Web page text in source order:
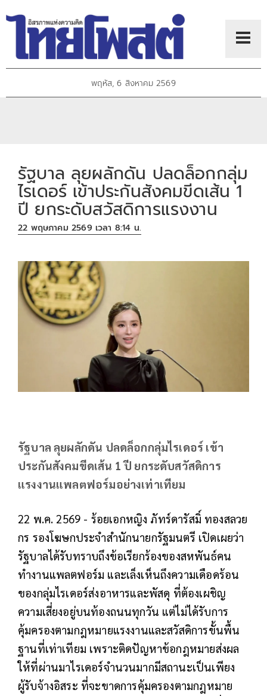
พฤหัส, 6 สิงหาคม 2569
รัฐบาล ลุยผลักดัน ปลดล็อกกลุ่ม
ไรเดอร์ เข้าประกันสังคมขีดเส้น 1
ปี ยกระดับสวัสดิการแรงงาน
22 พฤษภาคม 2569 เวลา 8:14 น.
รัฐบาล ลุยผลักดัน ปลดล็อกกลุ่มไรเดอร์ เข้า
ประกันสังคมขีดเส้น 1 ปี ยกระดับสวัสดิการ
แรงงานแพลตฟอร์มอย่างเท่าเทียม
22 พ.ค. 2569 - ร้อยเอกหญิง ภัทร์ดารัสมิ์ ทองสลวย
กร รองโฆษกประจำสำนักนายกรัฐมนตรี เปิดเผยว่า
รัฐบาลได้รับทราบถึงข้อเรียกร้องของสหพันธ์คน
ทำงานแพลตฟอร์ม และเล็งเห็นถึงความเดือดร้อน
ของกลุ่มไรเดอร์ส่งอาหารและพัสดุ ที่ต้องเผชิญ
ความเสี่ยงอยู่บนท้องถนนทุกวัน แต่ไม่ได้รับการ
คุ้มครองตามกฎหมายแรงงานและสวัสดิการขั้นพื้น
ฐานที่เท่าเทียม เพราะติดปัญหาข้อกฎหมายส่งผล
ให้ที่ผ่านมาไรเดอร์จำนวนมากมีสถานะเป็นเพียง
ผู้รับจ้างอิสระ ที่จะขาดการคุ้มครองตามกฎหมาย